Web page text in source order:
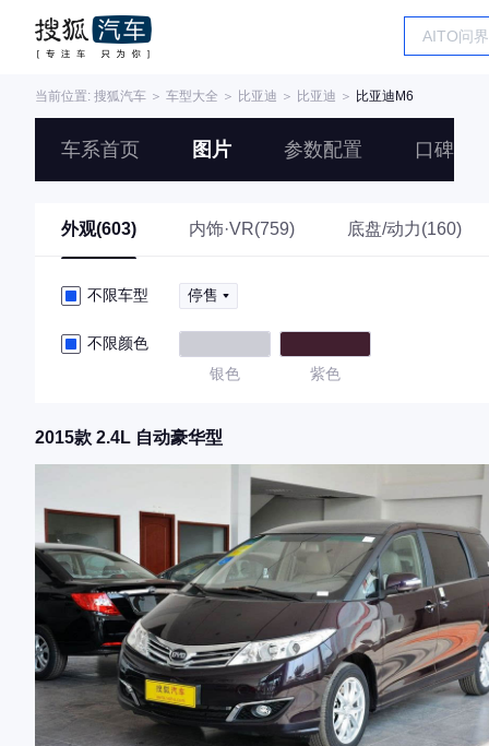
当前位置: 搜狐汽车 ＞ 车型大全 ＞ 比亚迪 ＞ 比亚迪 ＞ 比亚迪M6
车系首页 图片 参数配置 口碑
外观(603) 内饰·VR(759) 底盘/动力(160)
不限车型 停售
不限颜色
银色
紫色
2015款 2.4L 自动豪华型